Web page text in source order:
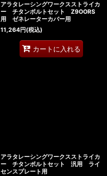
アラタレーシングワークスストライカ
ー チタンボルトセット Z9OORS
用 ゼネレーターカバー用
11,264円(税込)
カートに入れる
アラタレーシングワークスストライカ
ー チタンボルトセット 汎用 ライ
センスプレート用